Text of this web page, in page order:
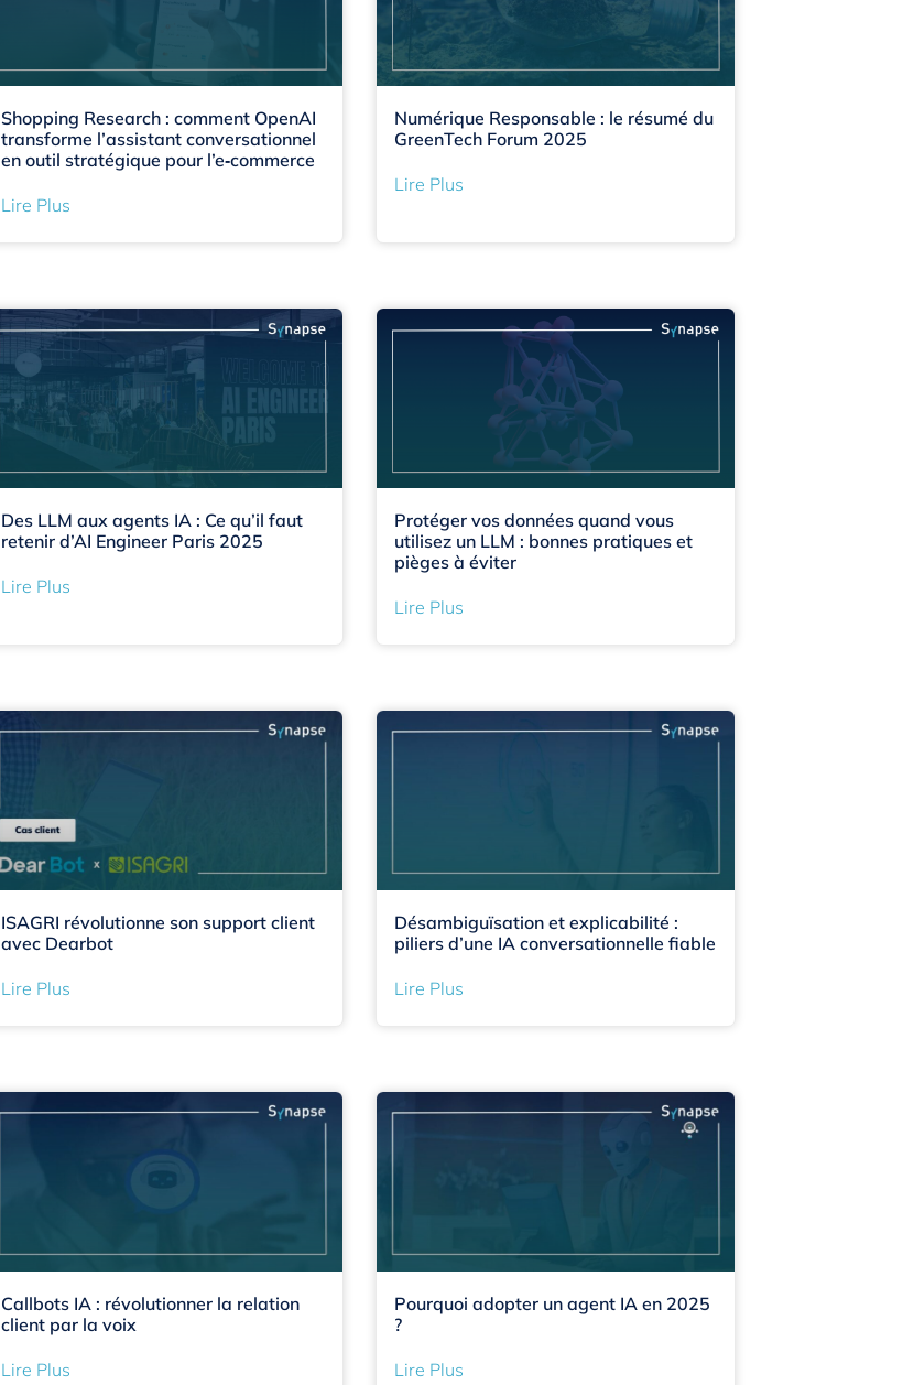
Shopping Research : comment OpenAI
transforme l’assistant conversationnel
en outil stratégique pour l’e‑commerce
Lire Plus
Numérique Responsable : le résumé du
GreenTech Forum 2025
Lire Plus
Des LLM aux agents IA : Ce qu’il faut
retenir d’AI Engineer Paris 2025
Lire Plus
Protéger vos données quand vous
utilisez un LLM : bonnes pratiques et
pièges à éviter
Lire Plus
ISAGRI révolutionne son support client
avec Dearbot
Lire Plus
Désambiguïsation et explicabilité :
piliers d’une IA conversationnelle fiable
Lire Plus
Callbots IA : révolutionner la relation
client par la voix
Lire Plus
Pourquoi adopter un agent IA en 2025
?
Lire Plus